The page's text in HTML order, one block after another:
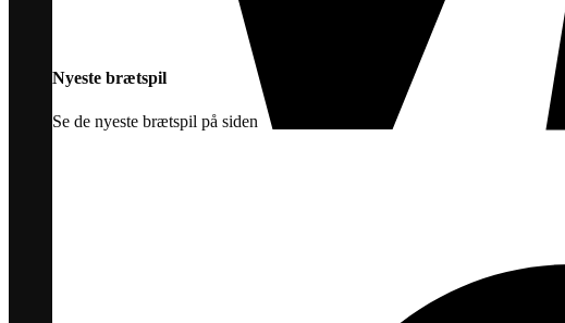
Nyeste brætspil
Se de nyeste brætspil på siden